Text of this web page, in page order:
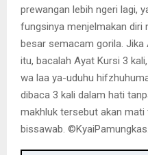
prewangan lebih ngeri lagi,
fungsinya menjelmakan diri
besar semacam gorila.
itu, bacalah Ayat Kursi 3
wa laa ya-uduhu
dibaca 3 kali dalam hati
makhluk tersebut akan mati
bissawab. ©️KyaiPamungkas.